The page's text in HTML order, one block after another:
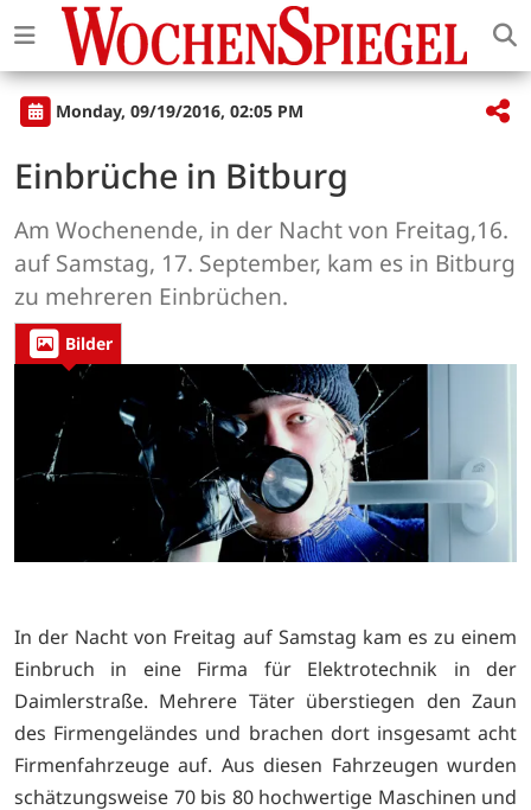
Monday, 09/19/2016, 02:05 PM
Einbrüche in Bitburg
Am Wochenende, in der Nacht von Freitag,16.
auf Samstag, 17. September, kam es in Bitburg
zu mehreren Einbrüchen.
Bilder
In der Nacht von Freitag auf Samstag kam es zu einem
Einbruch in eine Firma für Elektrotechnik in der
Daimlerstraße. Mehrere Täter überstiegen den Zaun
des Firmengeländes und brachen dort insgesamt acht
Firmenfahrzeuge auf. Aus diesen Fahrzeugen wurden
schätzungsweise 70 bis 80 hochwertige Maschinen und